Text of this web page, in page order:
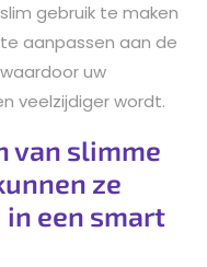
gebruik te maken
aanpassen aan de
uw
veelzijdiger wordt.
van slimme
ze
een smart